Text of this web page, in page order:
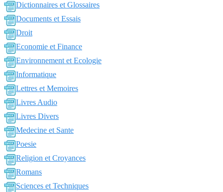
Dictionnaires et Glossaires
Documents et Essais
Droit
Economie et Finance
Environnement et Ecologie
Informatique
Lettres et Memoires
Livres Audio
Livres Divers
Medecine et Sante
Poesie
Religion et Croyances
Romans
Sciences et Techniques